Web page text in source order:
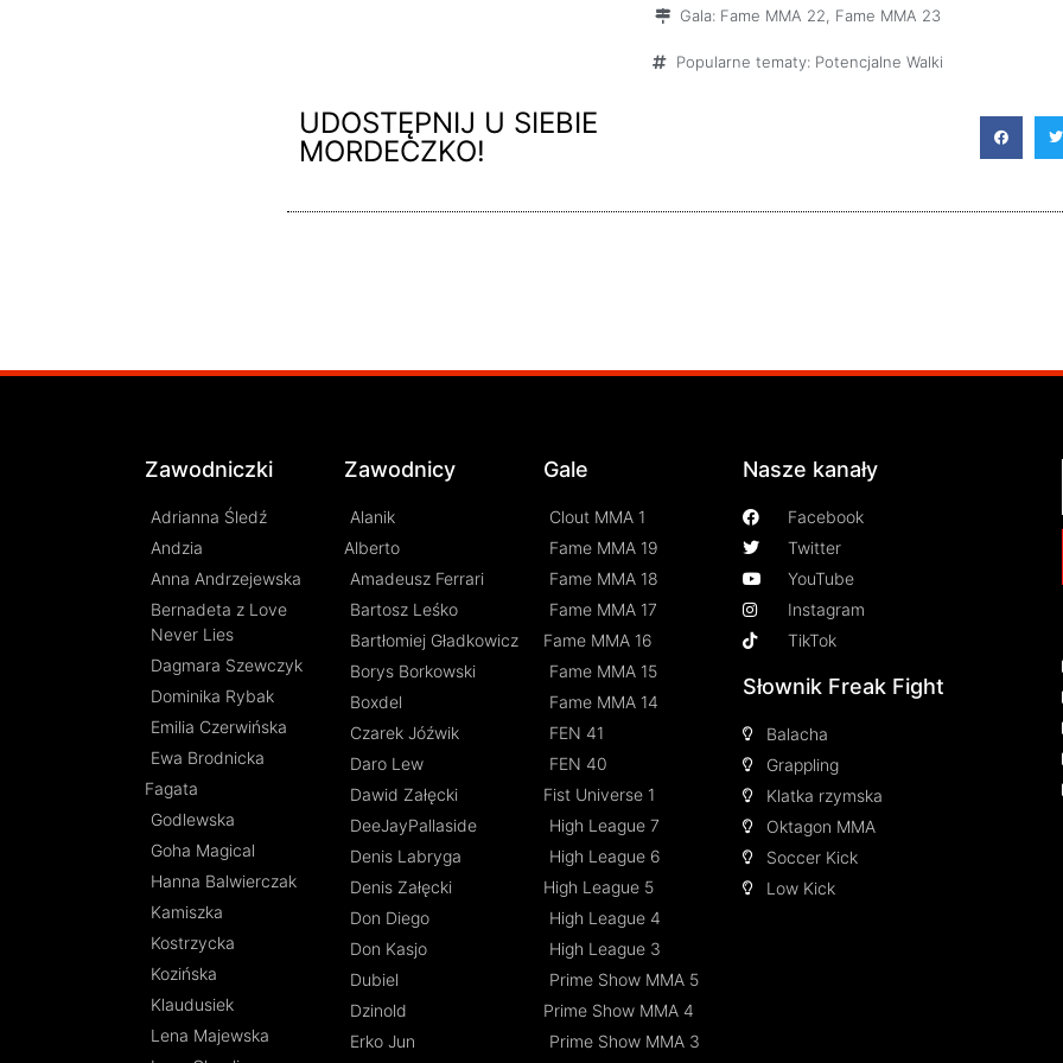
MMA!
Gala: Fame MMA 22, Fame MMA 23
Popularne tematy: Potencjalne Walki
UDOSTĘPNIJ U SIEBIE
MORDECZKO!
Zawodniczki
Adrianna Śledź
Andzia
Anna Andrzejewska
Bernadeta z Love
Never Lies
Dagmara Szewczyk
Dominika Rybak
Emilia Czerwińska
Ewa Brodnicka
Fagata
Godlewska
Goha Magical
Hanna Balwierczak
Kamiszka
Kostrzycka
Kozińska
Klaudusiek
Lena Majewska
Zawodnicy
Alanik
Alberto
Amadeusz Ferrari
Bartosz Leśko
Bartłomiej Gładkowicz
Borys Borkowski
Boxdel
Czarek Jóźwik
Daro Lew
Dawid Załęcki
DeeJayPallaside
Denis Labryga
Denis Załęcki
Don Diego
Don Kasjo
Dubiel
Dzinold
Erko Jun
Gale
Clout MMA 1
Fame MMA 19
Fame MMA 18
Fame MMA 17
Fame MMA 16
Fame MMA 15
Fame MMA 14
FEN 41
FEN 40
Fist Universe 1
High League 7
High League 6
High League 5
High League 4
High League 3
Prime Show MMA 5
Prime Show MMA 4
Prime Show MMA 3
Nasze kanały
Facebook
Twitter
YouTube
Instagram
TikTok
Słownik Freak Fight
Balacha
Grappling
Klatka rzymska
Oktagon MMA
Soccer Kick
Low Kick